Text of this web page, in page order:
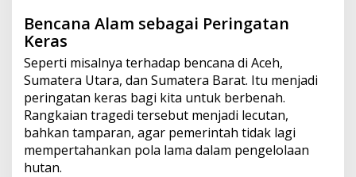
Bencana Alam sebagai Peringatan
Keras
Seperti misalnya terhadap bencana di Aceh,
Sumatera Utara, dan Sumatera Barat. Itu menjadi
peringatan keras bagi kita untuk berbenah.
Rangkaian tragedi tersebut menjadi lecutan,
bahkan tamparan, agar pemerintah tidak lagi
mempertahankan pola lama dalam pengelolaan
hutan.